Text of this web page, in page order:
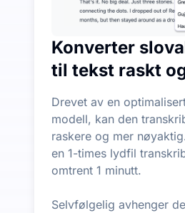
Konverter
til tekst raskt
Drevet av en
modell, kan den
raskere og mer
en 1-times lydfil
omtrent 1 minutt.
Selvfølgelig avhenger